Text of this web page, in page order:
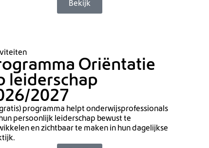
Bekijk
Oriëntatie
leiderschap
2027
programma helpt onderwijsprofessionals
persoonlijk leiderschap bewust te
en zichtbaar te maken in hun dagelijkse